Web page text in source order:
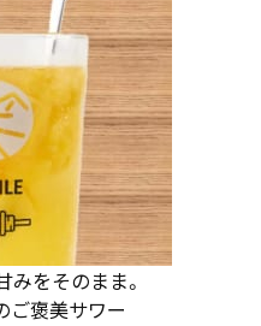
をそのまま。
ご褒美サワー